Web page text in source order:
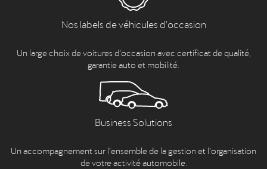
Nos labels de véhicules d'occasion
Un large choix de voitures d’occasion avec certificat de qualité,
garantie auto et mobilité.
Business Solutions
Un accompagnement sur l’ensemble de la gestion et l’organisation
de votre activité automobile.